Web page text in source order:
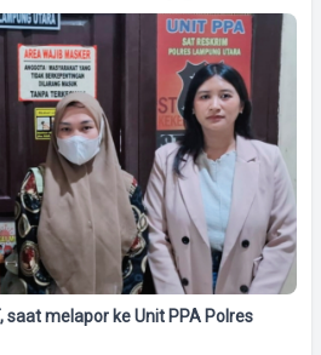
saat melapor ke Unit PPA Polres